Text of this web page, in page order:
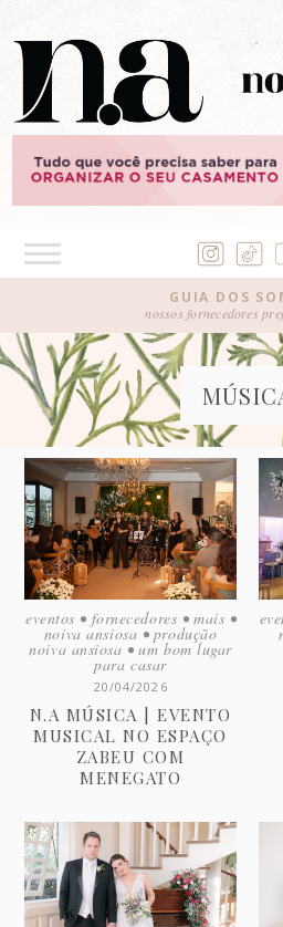
GUIA DOS
nossos fornecedores
eventos • fornecedores • mais •
noiva ansiosa • produção
noiva ansiosa • um bom lugar
para casar
20/04/2026
N.A MÚSICA | EVENTO
MUSICAL NO ESPAÇO
ZABEU COM
MENEGATO